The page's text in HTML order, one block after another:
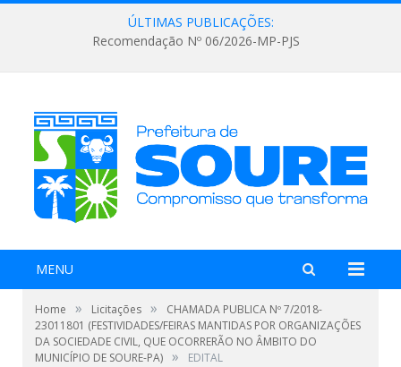
ÚLTIMAS PUBLICAÇÕES:
Recomendação Nº 06/2026-MP-PJS
MENU
Home » Licitações »
CHAMADA PUBLICA Nº 7/2018-
23011801 (FESTIVIDADES/FEIRAS MANTIDAS POR ORGANIZAÇÕES
DA SOCIEDADE CIVIL, QUE OCORRERÃO NO ÂMBITO DO
MUNICÍPIO DE SOURE-PA) » EDITAL